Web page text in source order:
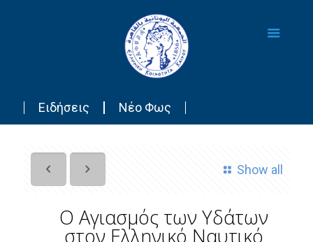
Ειδήσεις Νέο Φως
Show all
O Aγιασμός των Υδάτων
στον Ελληνικό Ναυτικό